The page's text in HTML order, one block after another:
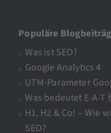
Populäre
Was ist SEO?
Google Analytics 4
UTM-Parameter
Was bedeutet E-A-T
H1, H2 & Co! – Wie
SEO?